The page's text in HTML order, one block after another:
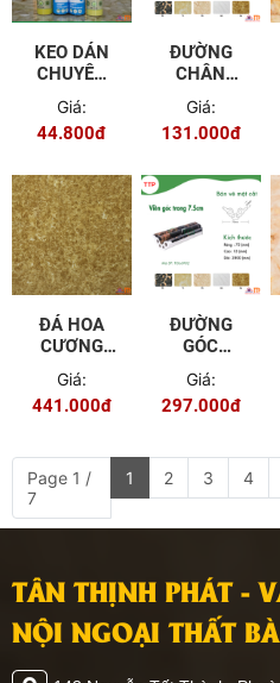
KEO DÁN
CHUYÊN
Giá:
44.800đ
ĐƯỜNG
CHÂN
CM TGL -
7915
Giá:
131.000đ
ĐÁ HOA
CƯƠNG
PVC TGP -
9602
Giá:
441.000đ
ĐƯỜNG
GÓC
TRONG
7.5CM TGL
- 6902
Giá:
297.000đ
Page 1 /
7
1 2 3 4
TÂN THỊNH PHÁT -
NỘI NGOẠI THẤT